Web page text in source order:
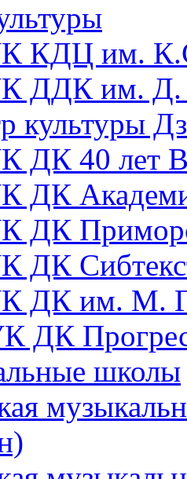
КДЦ им.
ДДК им. Д.
культуры
ДК 40 лет
ДК
ДК
ДК
ДК им. М.
ДК
школы